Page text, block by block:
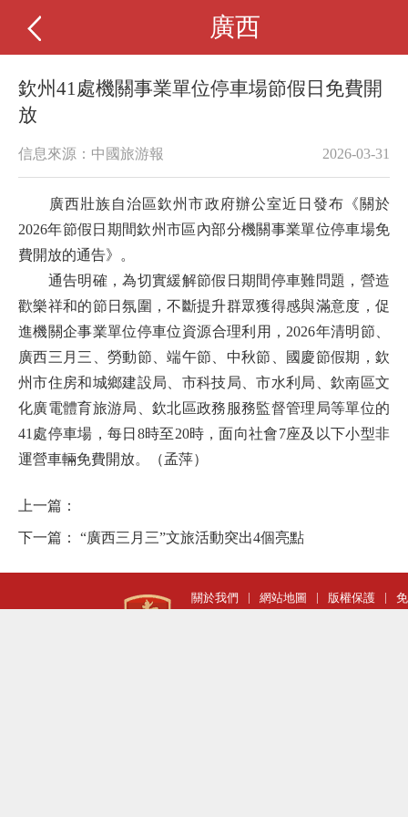
廣西
欽州41處機關事業單位停車場節假日免費開
放
信息來源：中國旅游報 2026-03-31
廣西壯族自治區欽州市政府辦公室近日發布《關於
2026年節假日期間欽州市區內部分機關事業單位停車場免
費開放的通告》。
通告明確，為切實緩解節假日期間停車難問題，營造
歡樂祥和的節日氛圍，不斷提升群眾獲得感與滿意度，促
進機關企事業單位停車位資源合理利用，2026年清明節、
廣西三月三、勞動節、端午節、中秋節、國慶節假期，欽
州市住房和城鄉建設局、市科技局、市水利局、欽南區文
化廣電體育旅游局、欽北區政務服務監督管理局等單位的
41處停車場，每日8時至20時，面向社會7座及以下小型非
運營車輛免費開放。（孟萍）
上一篇：
下一篇： “廣西三月三”文旅活動突出4個亮點